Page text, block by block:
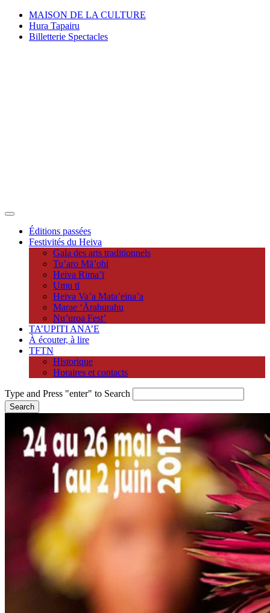
MAISON DE LA CULTURE
Hura Tapairu
Billetterie Spectacles
Éditions passées
Festivités du Heiva
Gala des arts traditionnels
Tu’aro Mā’ohi
Heiva Rima’ī
Umu tī
Heiva Va’a Mata’eina’a
Marae ‘Ārahurahu
Nu’uroa Fest’
TA’UPITI ANA’E
À écouter, à lire
TFTN
Historique
Horaires et contacts
Type and Press "enter" to Search